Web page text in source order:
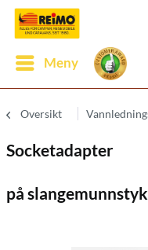
Meny
Oversikt
Socketadapter
på